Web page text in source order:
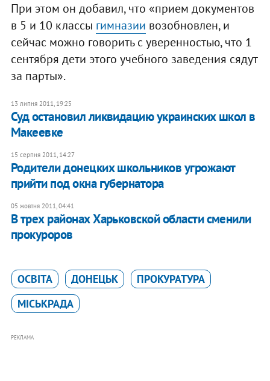
При этом он добавил, что «прием документов
в 5 и 10 классы гимназии возобновлен, и
сейчас можно говорить с уверенностью, что 1
сентября дети этого учебного заведения сядут
за парты».
13 липня 2011, 19:25
Суд остановил ликвидацию украинских школ в
Макеевке
15 серпня 2011, 14:27
Родители донецких школьников угрожают
прийти под окна губернатора
05 жовтня 2011, 04:41
В трех районах Харьковской области сменили
прокуроров
ОСВІТА ДОНЕЦЬК
ПРОКУРАТУРА
МІСЬКРАДА
РЕКЛАМА